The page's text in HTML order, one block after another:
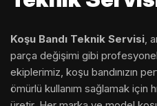
Koşu Bandı Teknik Servisi,
parça değişimi gibi
ekiplerimiz, koşu bandınızın
ömürlü kullanım sağlamak için